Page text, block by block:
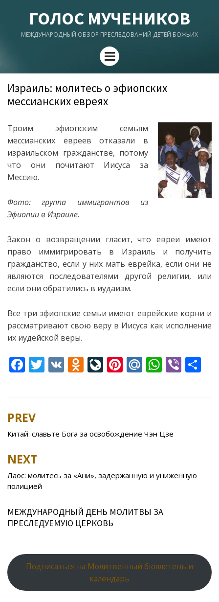
ГОЛОС МУЧЕНИКОВ
МЕЖДУНАРОДНЫЙ ОБЗОР ПРЕСЛЕДОВАНИЙ ДЕТЕЙ БОЖЬИХ
Menu
Израиль: молитесь о эфиопских
мессианских евреях
Троим эфиопским семьям
мессианских евреев отказали в
израильском гражданстве, потому
что они почитают Иисуса за
Мессию.
Фото: группа иммигрантов из
Эфиопии в Израиле.
Закон о возвращении гласит, что евреи имеют
право иммигрировать в Израиль и получить
гражданство, если у них мать еврейка, если они не
являются последователями другой религии, или
если они обратились в иудаизм.
Все три эфиопские семьи имеют еврейские корни и
рассматривают свою веру в Иисуса как исполнение
их иудейской веры.
F
b
o
o
k
T V O
kl
as
ni
Li
u
r
al
Pi
st
M
u
W
A
p
Vi
Post
navigation
PREV
Китай: славьте Бога за освобождение Чэн Цзе
NEXT
Лаос: молитесь за «Ани», задержанную и униженную
полицией
МЕЖДУНАРОДНЫЙ ДЕНЬ МОЛИТВЫ ЗА
ПРЕСЛЕДУЕМУЮ ЦЕРКОВЬ
Подписаться на Молитвенный бюллетень и
календарь